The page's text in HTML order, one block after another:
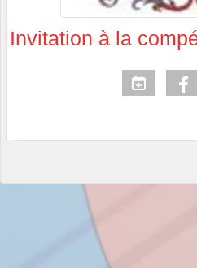
Invitation à la